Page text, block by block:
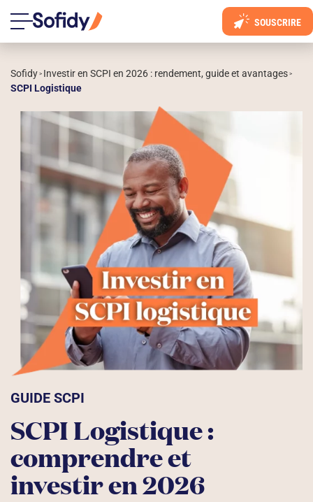
SOUSCRIRE
Sofidy > Investir en SCPI en 2026 : rendement, guide et avantages >
SCPI Logistique
GUIDE SCPI
SCPI Logistique :
comprendre et
investir en 2026